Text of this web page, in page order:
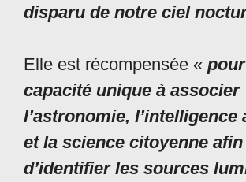
disparu de notre ciel
Elle est récompensée «
capacité unique à associer
l’astronomie,
et la science citoyenne afin
d’identifier les sources